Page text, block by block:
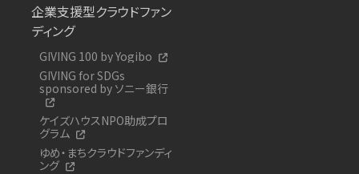
企業支援型クラウドファン
ディング
GIVING 100 by Yogibo
GIVING for SDGs
sponsored by ソニー銀行
ケイズハウスNPO助成プロ
グラム
ゆめ・まちクラウドファンディ
ング